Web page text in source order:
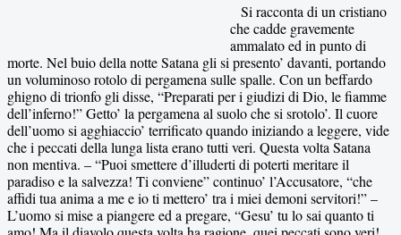
Si racconta di un cristiano
che cadde gravemente
ammalato ed in punto di
morte. Nel buio della notte Satana gli si presento’ davanti, portando
un voluminoso rotolo di pergamena sulle spalle. Con un beffardo
ghigno di trionfo gli disse, “Preparati per i giudizi di Dio, le fiamme
dell’inferno!” Getto’ la pergamena al suolo che si srotolo’. Il cuore
dell’uomo si agghiaccio’ terrificato quando iniziando a leggere, vide
che i peccati della lunga lista erano tutti veri. Questa volta Satana
non mentiva. – “Puoi smettere d’illuderti di poterti meritare il
paradiso e la salvezza! Ti conviene” continuo’ l’Accusatore, “che
affidi tua anima a me e io ti mettero’ tra i miei demoni servitori!” –
L’uomo si mise a piangere ed a pregare, “Gesu’ tu lo sai quanto ti